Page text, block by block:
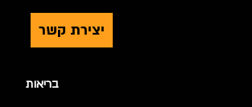
יצירת קשר
בריאות